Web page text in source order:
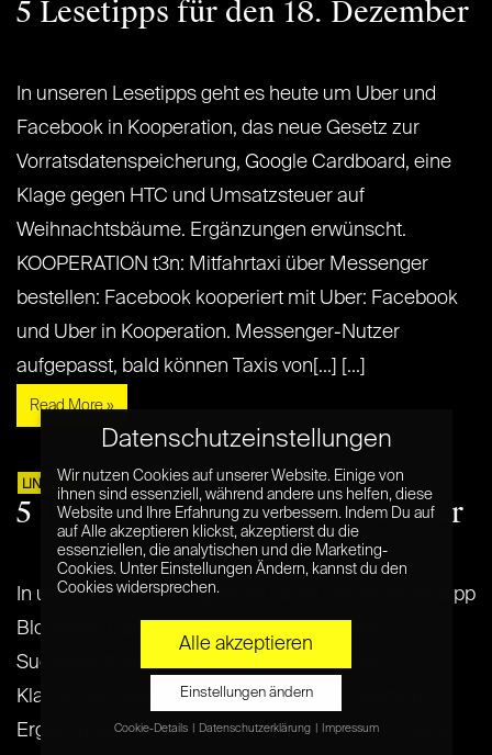
5 Lesetipps für den 18. Dezember
In unseren Lesetipps geht es heute um Uber und
Facebook in Kooperation, das neue Gesetz zur
Vorratsdatenspeicherung, Google Cardboard, eine
Klage gegen HTC und Umsatzsteuer auf
Weihnachtsbäume. Ergänzungen erwünscht.
KOOPERATION t3n: Mitfahrtaxi über Messenger
bestellen: Facebook kooperiert mit Uber: Facebook
und Uber in Kooperation. Messenger-Nutzer
aufgepasst, bald können Taxis von[...] [...]
Read More »
LINKTIPP 17. DEZ. 2015
5 Lesetipps für den 17. Dezember
In unseren Lesetipps geht es heute um die Whatsapp
Blockade, Hasskommentare im Netz, den
Suchbegriff des Jahres, Facebook und die
Klarnamenregel und um automatische Werbung.
Ergänzungen erwünscht. WHATSAPP heise online:
Datenschutzeinstellungen
Wir nutzen Cookies auf unserer Website. Einige von
ihnen sind essenziell, während andere uns helfen, diese
Website und Ihre Erfahrung zu verbessern. Indem Du auf
auf Alle akzeptieren klickst, akzeptierst du die
essenziellen, die analytischen und die Marketing-
Cookies. Unter Einstellungen Ändern, kannst du den
Cookies widersprechen.
Alle akzeptieren
Einstellungen ändern
Cookie-Details Datenschutzerklärung Impressum